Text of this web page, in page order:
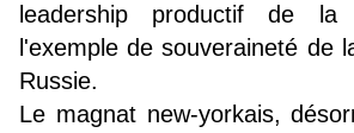
leadership productif de
l'exemple de souveraineté de
Russie.
Le magnat new-yorkais,